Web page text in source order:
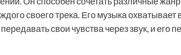
своего трека. Его музыка охватывает
свои чувства через звук, и его